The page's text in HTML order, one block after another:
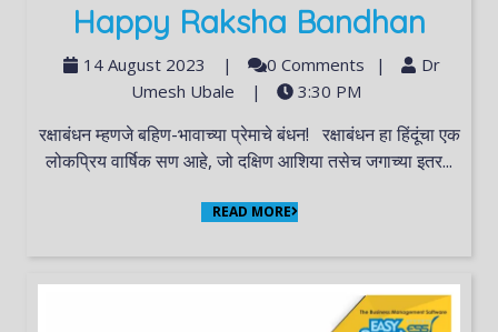
Happy Raksha Bandhan
14 August 2023 | 0 Comments |
Dr
Umesh Ubale
| 3:30 PM
रक्षाबंधन म्हणजे बहिण-भावाच्या प्रेमाचे बंधन! रक्षाबंधन हा हिंदूंचा एक
लोकप्रिय वार्षिक सण आहे, जो दक्षिण आशिया तसेच जगाच्या इतर...
READ MORE